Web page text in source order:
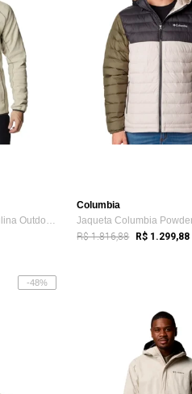
Jaqueta Columbia Masculina Outdoor Tracks Full Zip
Columbia
R$ 1.816,88 R$ 1.299,88
-48%